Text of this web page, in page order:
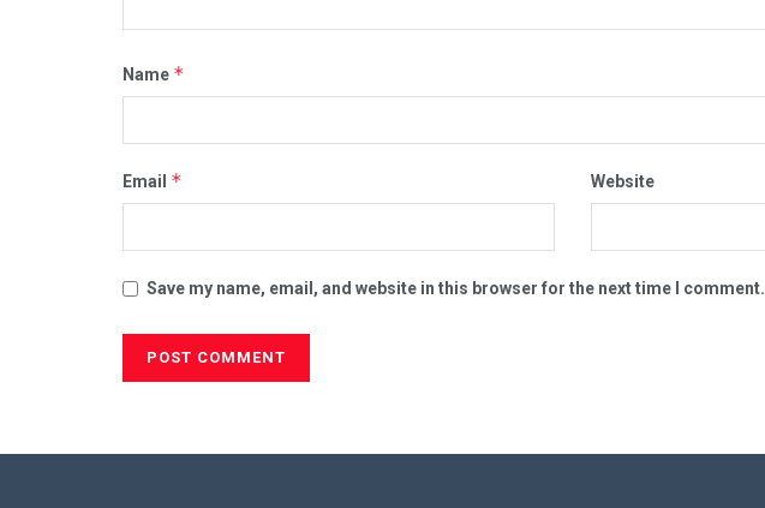
Name *
Email * Website
Save my name, email, and website in this browser for the next time I comment.